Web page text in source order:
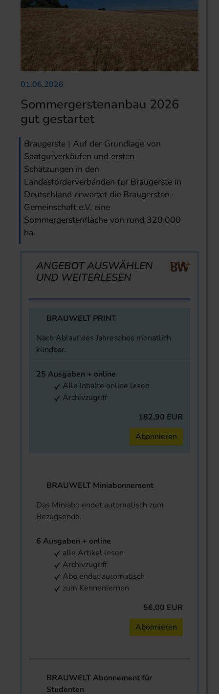
01.06.2026
Sommergerstenanbau 2026
gut gestartet
Braugerste | Auf der Grundlage von
Saatgutverkäufen und ersten
Schätzungen in den
Landesförderverbänden für Braugerste in
Deutschland erwartet die Braugersten-
Gemeinschaft e.V. eine
Sommergerstenfläche von rund 320.000
ha.
ANGEBOT AUSWÄHLEN
UND WEITERLESEN
BRAUWELT PRINT
Nach Ablauf des Jahresabos monatlich
kündbar.
25 Ausgaben + online
Alle Inhalte online lesen
Archivzugriff
182,90 EUR
Abonnieren
BRAUWELT Miniabonnement
Das Miniabo endet automatisch zum
Bezugsende.
6 Ausgaben + online
alle Artikel lesen
Archivzugriff
Abo endet automatisch
zum Kennenlernen
56,00 EUR
Abonnieren
BRAUWELT Abonnement für
Studenten